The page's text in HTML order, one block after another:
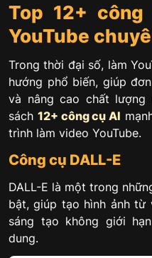
Top 12+
YouTube
Trong thời đại số, làm
hướng phổ biến, giúp
và nâng cao chất
sách 12+ công cụ AI
trình làm video YouTube.
Công cụ DALL-E
DALL-E là một trong
bật, giúp tạo hình ảnh từ
sáng tạo không giới
dung.